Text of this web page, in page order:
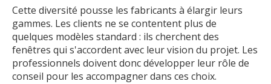
Cette diversité pousse les fabricants à élargir leurs
gammes. Les clients ne se contentent plus de
quelques modèles standard : ils cherchent des
fenêtres qui s'accordent avec leur vision du projet. Les
professionnels doivent donc développer leur rôle de
conseil pour les accompagner dans ces choix.